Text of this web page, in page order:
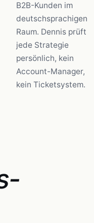
B2B-Kunden im
deutschsprachigen
Raum. Dennis prüft
jede Strategie
persönlich, kein
Account-Manager,
kein Ticketsystem.